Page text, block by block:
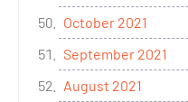
October 2021
September 2021
August 2021